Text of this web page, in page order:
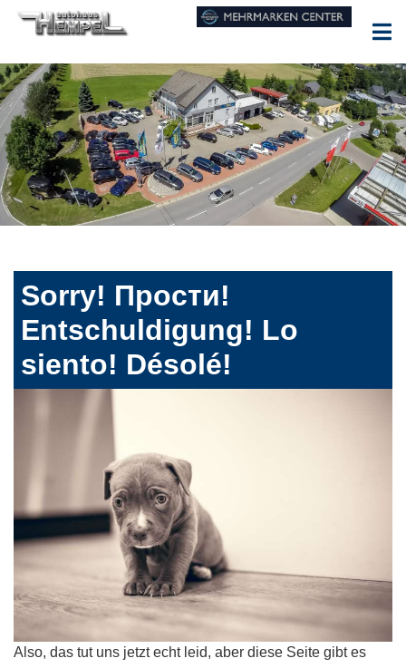
Sorry! Прости!
Entschuldigung! Lo
siento! Désolé!
Also, das tut uns jetzt echt leid, aber diese Seite gibt es